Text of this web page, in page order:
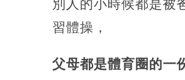
別人的小時候都是被
習體操，
父母都是體育圈的一